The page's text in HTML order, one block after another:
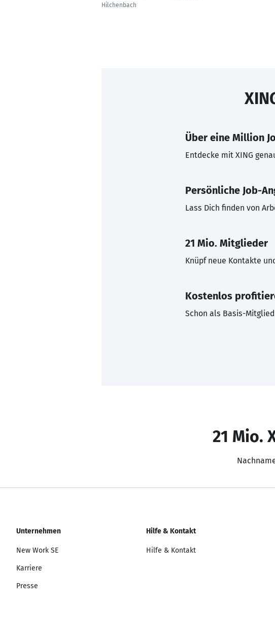
Hilchenbach
Über eine Million
Entdecke mit XING
Persönliche Job-
Lass Dich finden von
21 Mio. Mitglieder
Knüpf neue Kontakte
Kostenlos
Schon als Basis-
21 Mio.
Unternehmen
New Work SE
Karriere
Presse
Hilfe & Kontakt
Hilfe & Kontakt